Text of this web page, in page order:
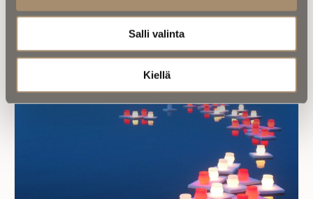
Salli valinta
Kiellä